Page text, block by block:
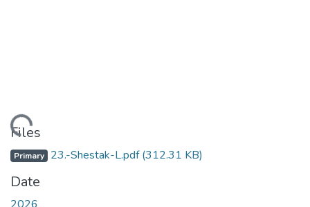
Files
Primary 23.-Shestak-L.pdf(312.31 KB)
Date